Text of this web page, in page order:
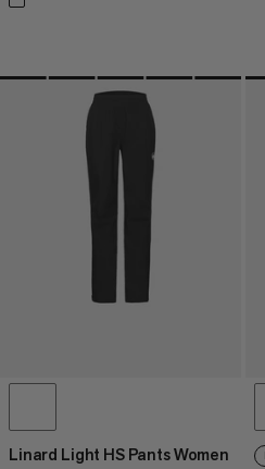
Linard Light HS Pants Women